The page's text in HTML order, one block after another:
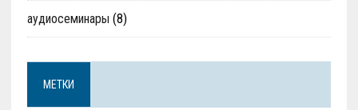
аудиосеминары (8)
МЕТКИ